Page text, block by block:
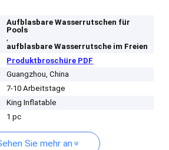
Aufblasbare Wasserrutschen für
Pools
,
aufblasbare Wasserrutsche im Freien
Produktbroschüre PDF
Guangzhou, China
7-10 Arbeitstage
King Inflatable
1 pc
Sie mehr an